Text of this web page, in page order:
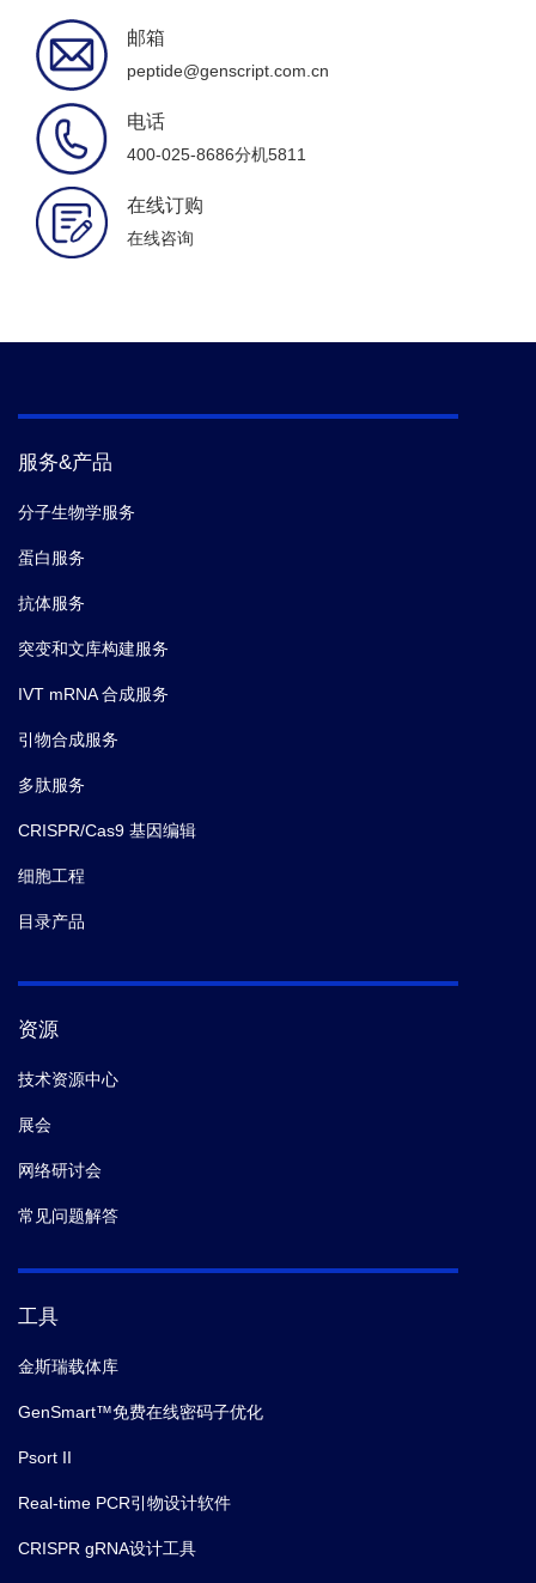
邮箱
peptide@genscript.com.cn
电话
400-025-8686分机5811
在线订购
在线咨询
服务&产品
分子生物学服务
蛋白服务
抗体服务
突变和文库构建服务
IVT mRNA 合成服务
引物合成服务
多肽服务
CRISPR/Cas9 基因编辑
细胞工程
目录产品
资源
技术资源中心
展会
网络研讨会
常见问题解答
工具
金斯瑞载体库
GenSmart™免费在线密码子优化
Psort II
Real-time PCR引物设计软件
CRISPR gRNA设计工具